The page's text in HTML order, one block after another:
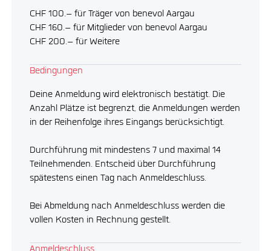
CHF 100.– für Träger von benevol Aargau
CHF 160.– für Mitglieder von benevol Aargau
CHF 200.– für Weitere
Bedingungen
Deine Anmeldung wird elektronisch bestätigt. Die
Anzahl Plätze ist begrenzt, die Anmeldungen werden
in der Reihenfolge ihres Eingangs berücksichtigt.
Durchführung mit mindestens 7 und maximal 14
Teilnehmenden. Entscheid über Durchführung
spätestens einen Tag nach Anmeldeschluss.
Bei Abmeldung nach Anmeldeschluss werden die
vollen Kosten in Rechnung gestellt.